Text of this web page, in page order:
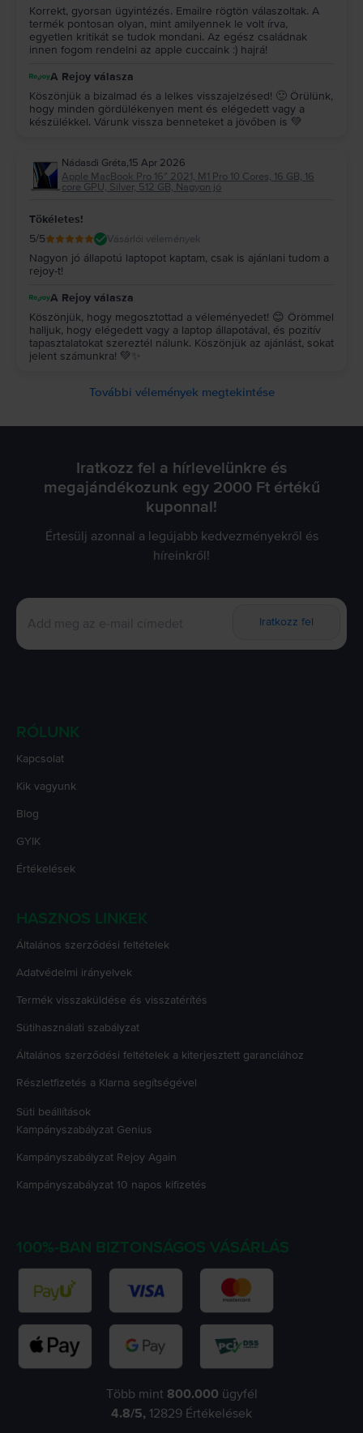
Korrekt, gyorsan ügyintézés. Emailre rögtön válaszoltak. A
termék pontosan olyan, mint amilyennek le volt írva,
egyetlen kritikát se tudok mondani. Az egész családnak
innen fogom rendelni az apple cuccaink :) hajrá!
A Rejoy válasza
Köszönjük a bizalmad és a lelkes visszajelzésed! 🙂 Örülünk,
hogy minden gördülékenyen ment és elégedett vagy a
készülékkel. Várunk vissza benneteket a jövőben is 💚
Nádasdi Gréta,15 Apr 2026
Apple MacBook Pro 16″ 2021, M1 Pro 10 Cores, 16 GB, 16
core GPU, Silver, 512 GB, Nagyon jó
Tökéletes!
5/5 Vásárlói vélemények
Nagyon jó állapotú laptopot kaptam, csak is ajánlani tudom a
rejoy-t!
A Rejoy válasza
Köszönjük, hogy megosztottad a véleményedet! 😊 Örömmel
halljuk, hogy elégedett vagy a laptop állapotával, és pozitív
tapasztalatokat szereztél nálunk. Köszönjük az ajánlást, sokat
jelent számunkra! 💚✨
További vélemények megtekintése
Iratkozz fel a hírlevelünkre és
megajándékozunk egy 2000 Ft értékű
kuponnal!
Értesülj azonnal a legújabb kedvezményekről és
híreinkről!
Iratkozz fel
RÓLUNK
Kapcsolat
Kik vagyunk
Blog
GYIK
Értékelések
HASZNOS LINKEK
Általános szerződési feltételek
Adatvédelmi irányelvek
Termék visszaküldése és visszatérítés
Sütihasználati szabályzat
Általános szerződési feltételek a kiterjesztett garanciához
Részletfizetés a Klarna segítségével
Süti beállítások
Kampányszabályzat Genius
Kampányszabályzat Rejoy Again
Kampányszabályzat 10 napos kifizetés
100%-BAN BIZTONSÁGOS VÁSÁRLÁS
Több mint 800.000 ügyfél
4.8/5, 12829 Értékelések